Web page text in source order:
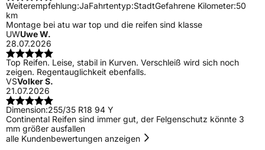
Weiterempfehlung:JaFahrtentyp:StadtGefahrene Kilometer:50
km
Montage bei atu war top und die reifen sind klasse
UWUwe W.
28.07.2026
Top Reifen. Leise, stabil in Kurven. Verschleiß wird sich noch
zeigen. Regentauglichkeit ebenfalls.
VSVolker S.
21.07.2026
Dimension:255/35 R18 94 Y
Continental Reifen sind immer gut, der Felgenschutz könnte 3
mm größer ausfallen
alle Kundenbewertungen anzeigen